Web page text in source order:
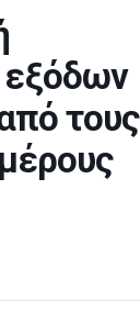
εξόδων
τους